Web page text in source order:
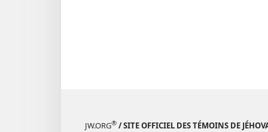
JW.ORG® / SITE OFFICIEL DES TÉMOINS DE